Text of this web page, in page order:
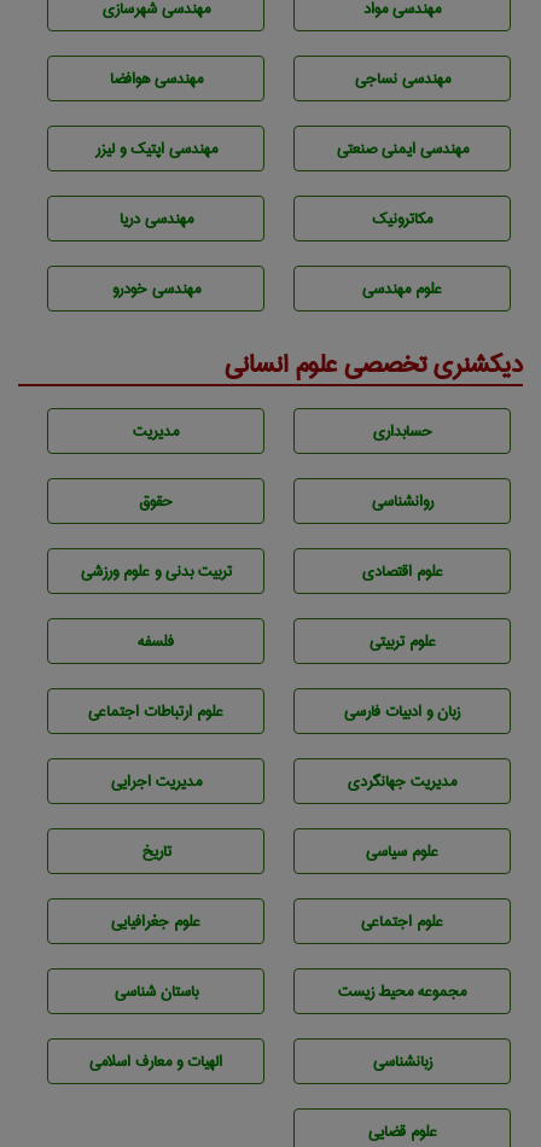
مهندسی مواد مهندسی شهرسازی
مهندسي نساجی مهندسی هوافضا
مهندسی ایمنی صنعتی مهندسی اپتیک و لیزر
مکاترونیک مهندسی دریا
علوم مهندسی مهندسی خودرو
دیکشنری تخصصی علوم انسانی
حسابداری مديريت
روانشناسی حقوق
علوم اقتصادی تربيت بدنی و علوم ورزشی
علوم تربيتی فلسفه
زبان و ادبيات فارسی علوم ارتباطات اجتماعی
مديريت جهانگردی مديريت اجرايی
علوم سياسی تاريخ
علوم اجتماعی علوم جغرافيايی
مجموعه محيط زيست باستان شناسی
زبانشناسی الهیات و معارف اسلامی
علوم قضایی